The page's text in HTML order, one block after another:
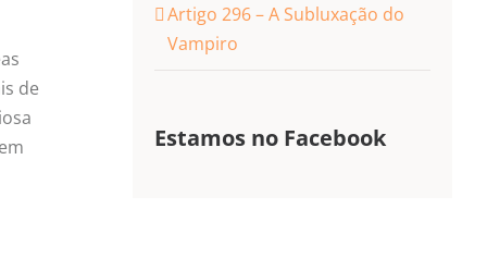
de
Artigo 296 – A Subluxação do
Vampiro
Estamos no Facebook